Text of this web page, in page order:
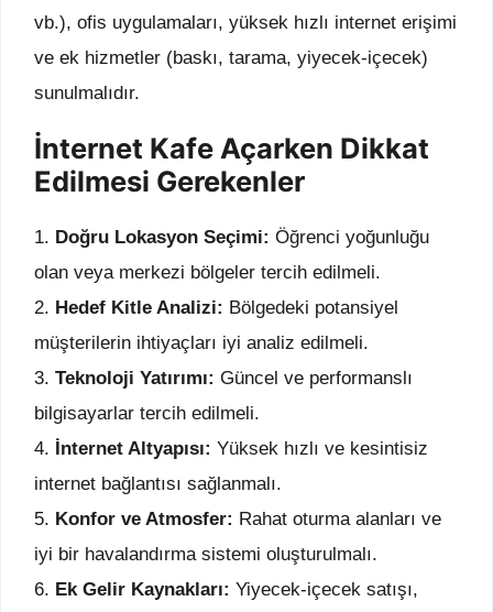
vb.), ofis uygulamaları, yüksek hızlı internet erişimi
ve ek hizmetler (baskı, tarama, yiyecek-içecek)
sunulmalıdır.
İnternet Kafe Açarken Dikkat
Edilmesi Gerekenler
1. Doğru Lokasyon Seçimi: Öğrenci yoğunluğu
olan veya merkezi bölgeler tercih edilmeli.
2. Hedef Kitle Analizi: Bölgedeki potansiyel
müşterilerin ihtiyaçları iyi analiz edilmeli.
3. Teknoloji Yatırımı: Güncel ve performanslı
bilgisayarlar tercih edilmeli.
4. İnternet Altyapısı: Yüksek hızlı ve kesintisiz
internet bağlantısı sağlanmalı.
5. Konfor ve Atmosfer: Rahat oturma alanları ve
iyi bir havalandırma sistemi oluşturulmalı.
6. Ek Gelir Kaynakları: Yiyecek-içecek satışı,